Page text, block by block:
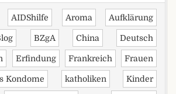
AIDShilfe Aroma Aufklärung
BZgA China Deutsch
Erfindung Frankreich Frauen
Kondome katholiken Kinder